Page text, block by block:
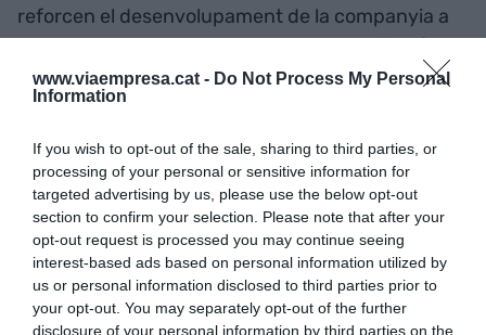
www.viaempresa.cat - Do Not Process My Personal
Information
If you wish to opt-out of the sale, sharing to third parties, or
processing of your personal or sensitive information for
targeted advertising by us, please use the below opt-out
section to confirm your selection. Please note that after your
opt-out request is processed you may continue seeing
interest-based ads based on personal information utilized by
us or personal information disclosed to third parties prior to
your opt-out. You may separately opt-out of the further
disclosure of your personal information by third parties on the
reforcen el desenvolupament de la companyia a
Europa i s'emmarquen en la seva ambició d'oferir
a les marques una proposta de valor i un "saber
fer" superior amb l'objectiu de fer front a una
nombre de mercats".
En aquest entorn amb múltiples actors, Vente-
Privée permetrà a Privalia i a eboutic.ch passar "a
una e tapa clau de creixement per al seu
desenvolupament,mantenint un alt nivell